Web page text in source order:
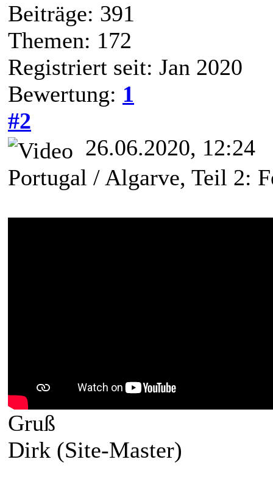
Beiträge: 391
Themen: 172
Registriert seit: Jan 2020
Bewertung: 1
#2
26.06.2020, 12:24
Portugal / Algarve, Teil 2:
Gruß
Dirk (Site-Master)